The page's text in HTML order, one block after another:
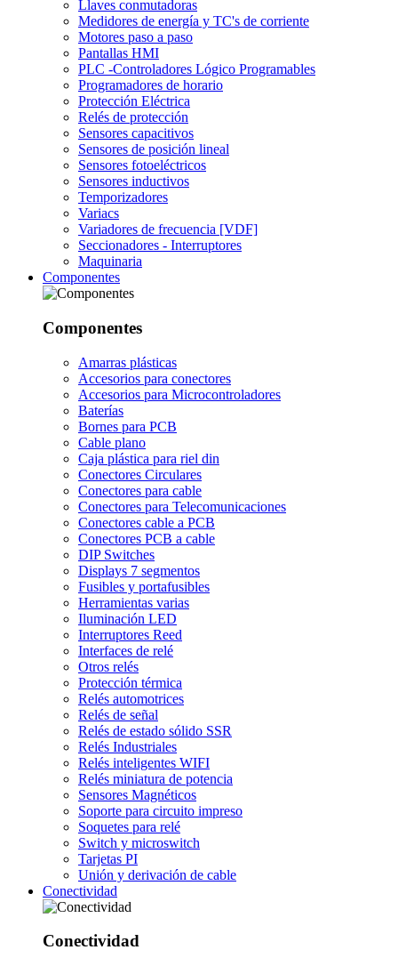
Llaves conmutadoras
Medidores de energía y TC's de corriente
Motores paso a paso
Pantallas HMI
PLC -Controladores Lógico Programables
Programadores de horario
Protección Eléctrica
Relés de protección
Sensores capacitivos
Sensores de posición lineal
Sensores fotoeléctricos
Sensores inductivos
Temporizadores
Variacs
Variadores de frecuencia [VDF]
Seccionadores - Interruptores
Maquinaria
Componentes
Componentes
Amarras plásticas
Accesorios para conectores
Accesorios para Microcontroladores
Baterías
Bornes para PCB
Cable plano
Caja plástica para riel din
Conectores Circulares
Conectores para cable
Conectores para Telecomunicaciones
Conectores cable a PCB
Conectores PCB a cable
DIP Switches
Displays 7 segmentos
Fusibles y portafusibles
Herramientas varias
Iluminación LED
Interruptores Reed
Interfaces de relé
Otros relés
Protección térmica
Relés automotrices
Relés de señal
Relés de estado sólido SSR
Relés Industriales
Relés inteligentes WIFI
Relés miniatura de potencia
Sensores Magnéticos
Soporte para circuito impreso
Soquetes para relé
Switch y microswitch
Tarjetas PI
Unión y derivación de cable
Conectividad
Conectividad